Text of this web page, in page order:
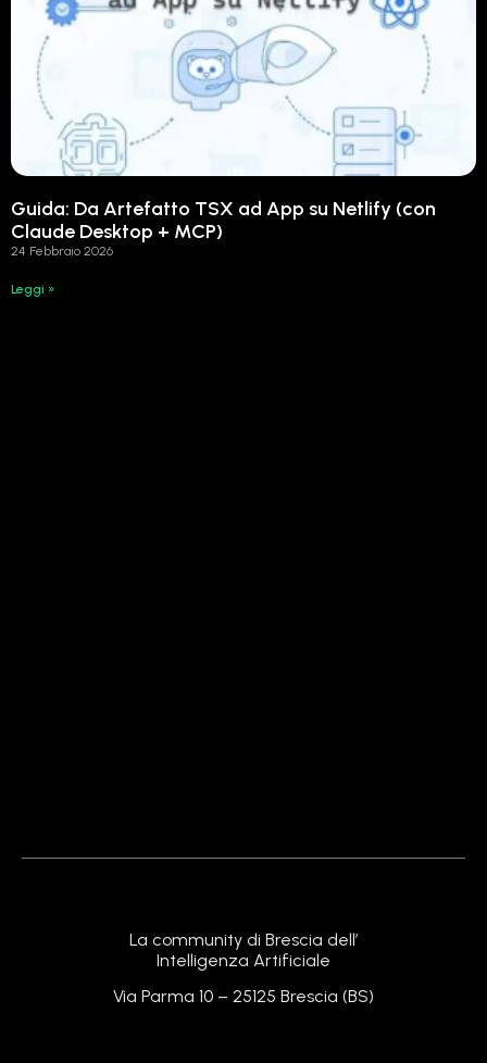
Guida: Da Artefatto TSX ad App su Netlify (con
Claude Desktop + MCP)
24 Febbraio 2026
Leggi »
Perchance AI: Tutto Quello che Devi Sapere sul